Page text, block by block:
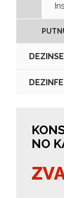
NO